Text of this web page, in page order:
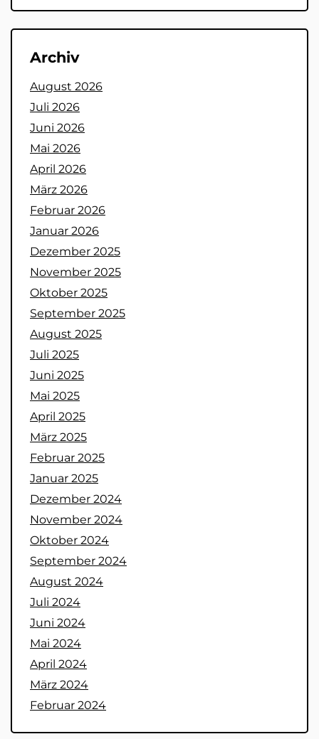
Archiv
August 2026
Juli 2026
Juni 2026
Mai 2026
April 2026
März 2026
Februar 2026
Januar 2026
Dezember 2025
November 2025
Oktober 2025
September 2025
August 2025
Juli 2025
Juni 2025
Mai 2025
April 2025
März 2025
Februar 2025
Januar 2025
Dezember 2024
November 2024
Oktober 2024
September 2024
August 2024
Juli 2024
Juni 2024
Mai 2024
April 2024
März 2024
Februar 2024